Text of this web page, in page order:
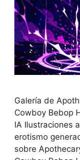
Galería de
Cowboy Bebop
IA Ilustraciones
erotismo
sobre